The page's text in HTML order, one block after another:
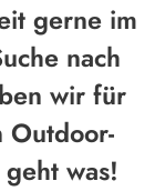
gerne im
nach
wir für
was!